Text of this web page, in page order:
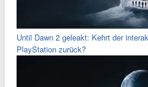
Until Dawn 2 geleakt: Kehrt der
PlayStation zurück?